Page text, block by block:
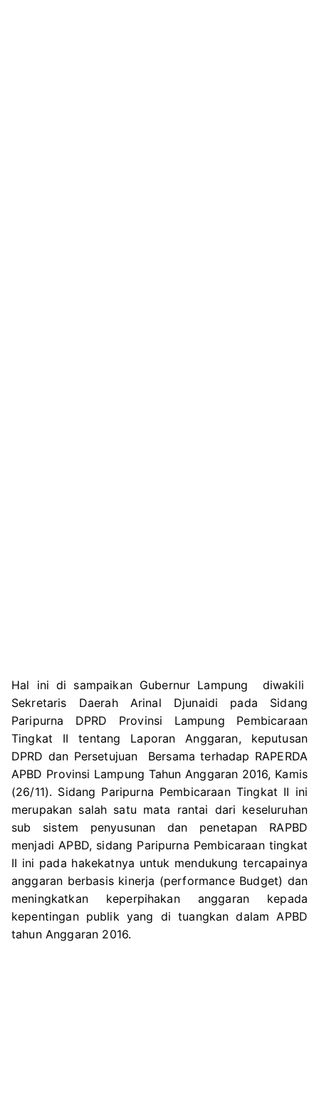
Hal ini di sampaikan Gubernur Lampung diwakili
Sekretaris Daerah Arinal Djunaidi pada Sidang
Paripurna DPRD Provinsi Lampung Pembicaraan
Tingkat II tentang Laporan Anggaran, keputusan
DPRD dan Persetujuan Bersama terhadap RAPERDA
APBD Provinsi Lampung Tahun Anggaran 2016, Kamis
(26/11). Sidang Paripurna Pembicaraan Tingkat II ini
merupakan salah satu mata rantai dari keseluruhan
sub sistem penyusunan dan penetapan RAPBD
menjadi APBD, sidang Paripurna Pembicaraan tingkat
II ini pada hakekatnya untuk mendukung tercapainya
anggaran berbasis kinerja (performance Budget) dan
meningkatkan keperpihakan anggaran kepada
kepentingan publik yang di tuangkan dalam APBD
tahun Anggaran 2016.